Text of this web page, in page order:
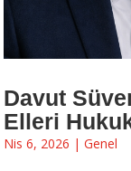
Davut
Elleri
Nis 6, 2026 | Genel